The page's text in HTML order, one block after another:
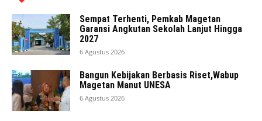
Sempat Terhenti, Pemkab Magetan
Garansi Angkutan Sekolah Lanjut Hingga
2027
6 Agustus 2026
Bangun Kebijakan Berbasis Riset,Wabup
Magetan Manut UNESA
6 Agustus 2026